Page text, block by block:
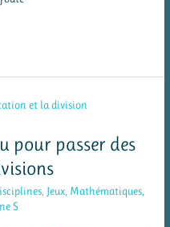
pour passer des
, Jeux, Mathématiques,
S